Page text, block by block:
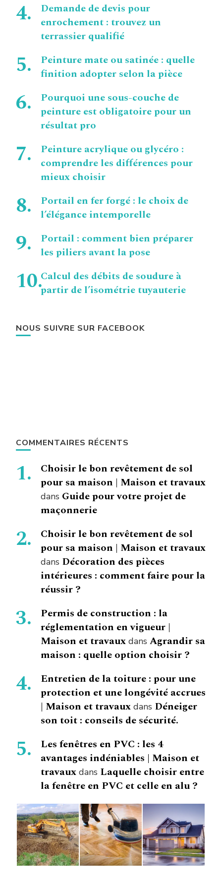
Demande de devis pour
enrochement : trouvez un
terrassier qualifié
Peinture mate ou satinée : quelle
finition adopter selon la pièce
Pourquoi une sous-couche de
peinture est obligatoire pour un
résultat pro
Peinture acrylique ou glycéro :
comprendre les différences pour
mieux choisir
Portail en fer forgé : le choix de
l’élégance intemporelle
Portail : comment bien préparer
les piliers avant la pose
Calcul des débits de soudure à
partir de l’isométrie tuyauterie
NOUS SUIVRE SUR FACEBOOK
COMMENTAIRES RÉCENTS
Choisir le bon revêtement de sol
pour sa maison | Maison et travaux
dans Guide pour votre projet de
maçonnerie
Choisir le bon revêtement de sol
pour sa maison | Maison et travaux
dans Décoration des pièces
intérieures : comment faire pour la
réussir ?
Permis de construction : la
réglementation en vigueur |
Maison et travaux dans Agrandir sa
maison : quelle option choisir ?
Entretien de la toiture : pour une
protection et une longévité accrues
| Maison et travaux dans Déneiger
son toit : conseils de sécurité.
Les fenêtres en PVC : les 4
avantages indéniables | Maison et
travaux dans Laquelle choisir entre
la fenêtre en PVC et celle en alu ?